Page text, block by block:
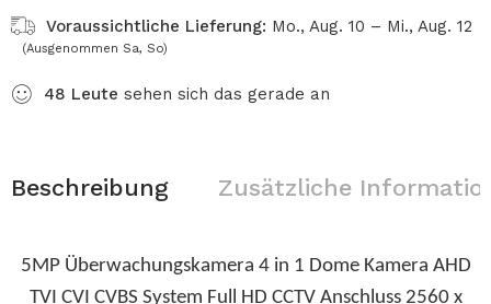
Voraussichtliche Lieferung: Mo., Aug. 10 – Mi., Aug. 12
(Ausgenommen Sa, So)
48 Leute sehen sich das gerade an
Beschreibung Zusätzliche
5MP Überwachungskamera 4 in 1 Dome Kamera AHD
TVI CVI CVBS System Full HD CCTV Anschluss 2560 x